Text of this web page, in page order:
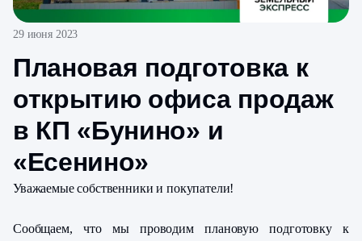
29 июня 2023
Плановая подготовка к
открытию офиса продаж
в КП «Бунино» и
«Есенино»
Уважаемые собственники и покупатели!
Сообщаем, что мы проводим плановую подготовку к